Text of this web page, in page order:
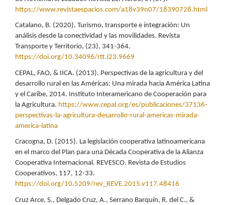
https://www.revistaespacios.com/a18v39n07/18390728.html
Catalano, B. (2020). Turismo, transporte e integración: Un
análisis desde la conectividad y las movilidades. Revista
Transporte y Territorio, (23), 341-364.
https://doi.org/10.34096/rtt.i23.9669
CEPAL, FAO, & IICA. (2013). Perspectivas de la agricultura y del
desarrollo rural en las Américas: Una mirada hacia América Latina
y el Caribe, 2014. Instituto Interamericano de Cooperación para
la Agricultura. https://www.cepal.org/es/publicaciones/37136-
perspectivas-la-agricultura-desarrollo-rural-americas-mirada-
america-latina
Cracogna, D. (2015). La legislación cooperativa latinoamericana
en el marco del Plan para una Década Cooperativa de la Alianza
Cooperativa Internacional. REVESCO. Revista de Estudios
Cooperativos, 117, 12-33.
https://doi.org/10.5209/rev_REVE.2015.v117.48416
Cruz Arce, S., Delgado Cruz, A., Serrano Barquín, R. del C., &